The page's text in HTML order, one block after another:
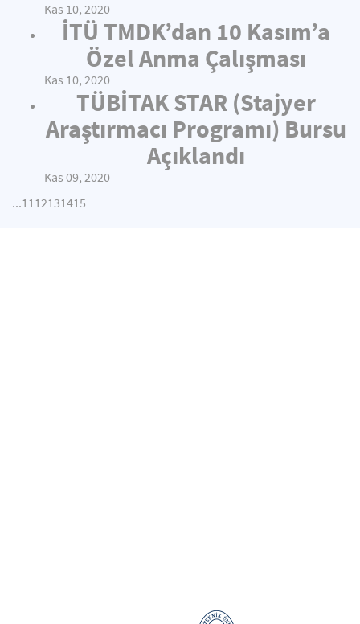
Kas 10, 2020
İTÜ TMDK’dan 10 Kasım’a
Özel Anma Çalışması
Kas 10, 2020
TÜBİTAK STAR (Stajyer
Araştırmacı Programı) Bursu
Açıklandı
Kas 09, 2020
...1112131415